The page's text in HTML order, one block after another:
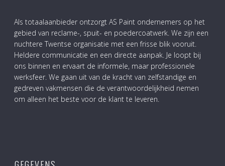
Als totaalaanbieder ontzorgt AS Paint ondernemers op het
gebied van reclame-, spuit- en poedercoatwerk. We zijn een
nuchtere Twentse organisatie met een frisse blik vooruit.
Heldere communicatie en een directe aanpak. Je loopt bij
ons binnen en ervaart de informele, maar professionele
werksfeer. We gaan uit van de kracht van zelfstandige en
gedreven vakmensen die de verantwoordelijkheid nemen
om alleen het beste voor de klant te leveren.